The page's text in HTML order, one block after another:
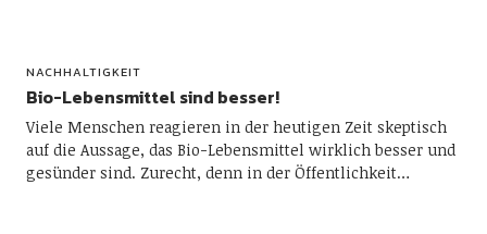
NACHHALTIGKEIT
Bio-Lebensmittel sind besser!
Viele Menschen reagieren in der heutigen Zeit skeptisch
auf die Aussage, das Bio-Lebensmittel wirklich besser und
gesünder sind. Zurecht, denn in der Öffentlichkeit…